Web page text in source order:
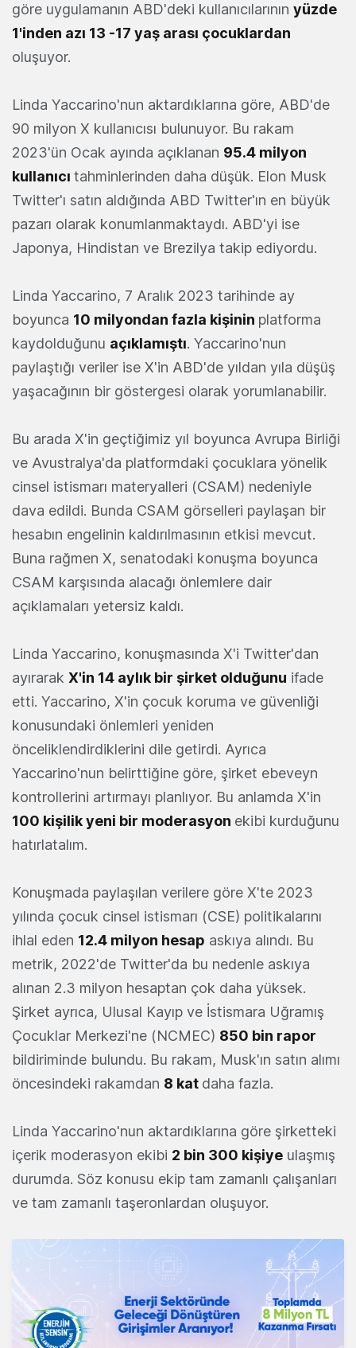
göre uygulamanın ABD'deki kullanıcılarının yüzde
1'inden azı 13 -17 yaş arası çocuklardan
oluşuyor.
Linda Yaccarino'nun aktardıklarına göre, ABD'de
90 milyon X kullanıcısı bulunuyor. Bu rakam
2023'ün Ocak ayında açıklanan 95.4 milyon
kullanıcı tahminlerinden daha düşük. Elon Musk
Twitter'ı satın aldığında ABD Twitter'ın en büyük
pazarı olarak konumlanmaktaydı. ABD'yi ise
Japonya, Hindistan ve Brezilya takip ediyordu.
Linda Yaccarino, 7 Aralık 2023 tarihinde ay
boyunca 10 milyondan fazla kişinin platforma
kaydolduğunu açıklamıştı. Yaccarino'nun
paylaştığı veriler ise X'in ABD'de yıldan yıla düşüş
yaşacağının bir göstergesi olarak yorumlanabilir.
Bu arada X'in geçtiğimiz yıl boyunca Avrupa Birliği
ve Avustralya'da platformdaki çocuklara yönelik
cinsel istismarı materyalleri (CSAM) nedeniyle
dava edildi. Bunda CSAM görselleri paylaşan bir
hesabın engelinin kaldırılmasının etkisi mevcut.
Buna rağmen X, senatodaki konuşma boyunca
CSAM karşısında alacağı önlemlere dair
açıklamaları yetersiz kaldı.
Linda Yaccarino, konuşmasında X'i Twitter'dan
ayırarak X'in 14 aylık bir şirket olduğunu ifade
etti. Yaccarino, X'in çocuk koruma ve güvenliği
konusundaki önlemleri yeniden
önceliklendirdiklerini dile getirdi. Ayrıca
Yaccarino'nun belirttiğine göre, şirket ebeveyn
kontrollerini artırmayı planlıyor. Bu anlamda X'in
100 kişilik yeni bir moderasyon ekibi kurduğunu
hatırlatalım.
Konuşmada paylaşılan verilere göre X'te 2023
yılında çocuk cinsel istismarı (CSE) politikalarını
ihlal eden 12.4 milyon hesap askıya alındı. Bu
metrik, 2022'de Twitter'da bu nedenle askıya
alınan 2.3 milyon hesaptan çok daha yüksek.
Şirket ayrıca, Ulusal Kayıp ve İstismara Uğramış
Çocuklar Merkezi'ne (NCMEC) 850 bin rapor
bildiriminde bulundu. Bu rakam, Musk'ın satın alımı
öncesindeki rakamdan 8 kat daha fazla.
Linda Yaccarino'nun aktardıklarına göre şirketteki
içerik moderasyon ekibi 2 bin 300 kişiye ulaşmış
durumda. Söz konusu ekip tam zamanlı çalışanları
ve tam zamanlı taşeronlardan oluşuyor.